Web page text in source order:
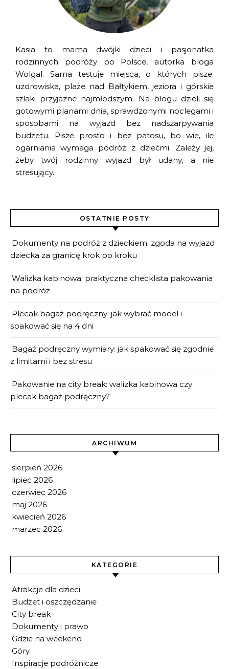
Kasia to mama dwójki dzieci i pasjonatka
rodzinnych podróży po Polsce, autorka bloga
Wolgal. Sama testuje miejsca, o których pisze:
uzdrowiska, plaże nad Bałtykiem, jeziora i górskie
szlaki przyjazne najmłodszym. Na blogu dzieli się
gotowymi planami dnia, sprawdzonymi noclegami i
sposobami na wyjazd bez nadszarpywania
budżetu. Pisze prosto i bez patosu, bo wie, ile
ogarniania wymaga podróż z dziećmi. Zależy jej,
żeby twój rodzinny wyjazd był udany, a nie
stresujący.
OSTATNIE POSTY
Dokumenty na podróż z dzieckiem: zgoda na wyjazd
dziecka za granicę krok po kroku
Walizka kabinowa: praktyczna checklista pakowania
na podróż
Plecak bagaż podręczny: jak wybrać model i
spakować się na 4 dni
Bagaż podręczny wymiary: jak spakować się zgodnie
z limitami i bez stresu
Pakowanie na city break: walizka kabinowa czy
plecak bagaż podręczny?
ARCHIWUM
sierpień 2026
lipiec 2026
czerwiec 2026
maj 2026
kwiecień 2026
marzec 2026
KATEGORIE
Atrakcje dla dzieci
Budżet i oszczędzanie
City break
Dokumenty i prawo
Gdzie na weekend
Góry
Inspiracje podróżnicze